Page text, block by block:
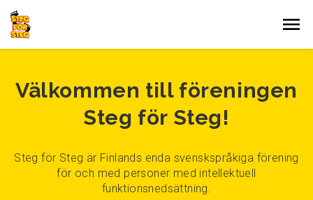
Gå till innehållet
Välkommen till föreningen
Steg för Steg!
Steg för Steg är Finlands enda svenskspråkiga förening
för och med personer med intellektuell
funktionsnedsättning.